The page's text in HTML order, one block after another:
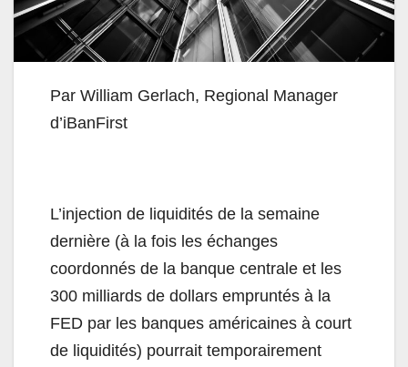
Par William Gerlach, Regional Manager
d’iBanFirst
L’injection de liquidités de la semaine
dernière (à la fois les échanges
coordonnés de la banque centrale et les
300 milliards de dollars empruntés à la
FED par les banques américaines à court
de liquidités) pourrait temporairement